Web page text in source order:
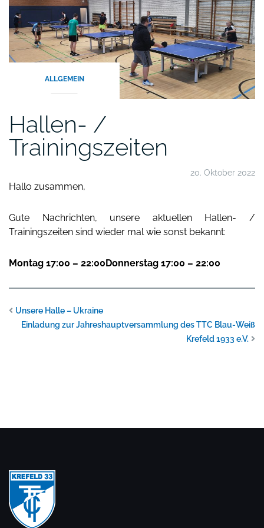
ALLGEMEIN
Hallen- /
Trainingszeiten
20. Oktober 2022
Hallo zusammen,
Gute Nachrichten, unsere aktuellen Hallen- /
Trainingszeiten sind wieder mal wie sonst bekannt:
Montag 17:00 – 22:00 Donnerstag 17:00 – 22:00
Unsere Halle – Ukraine
Einladung zur Jahreshauptversammlung des TTC Blau-Weiß
Krefeld 1933 e.V.